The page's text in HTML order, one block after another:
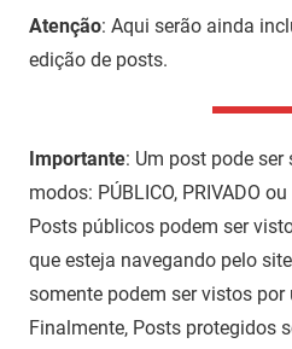
Atenção: Aqui serão ainda
edição de posts.
Importante: Um post pode
modos: PÚBLICO, PRIVADO
Posts públicos podem ser
que esteja navegando pelo
somente podem ser vistos por
Finalmente, Posts protegidos